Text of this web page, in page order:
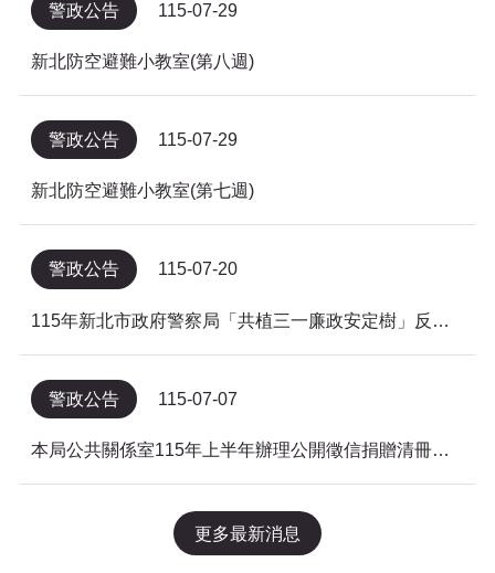
警政公告 115-07-29
新北防空避難小教室(第八週)
警政公告 115-07-29
新北防空避難小教室(第七週)
警政公告 115-07-20
115年新北市政府警察局「共植三一廉政安定樹」反貪倡廉有獎徵答得獎名單公告
警政公告 115-07-07
本局公共關係室115年上半年辦理公開徵信捐贈清冊及明細表，依公益勸募條例公告。
更多最新消息